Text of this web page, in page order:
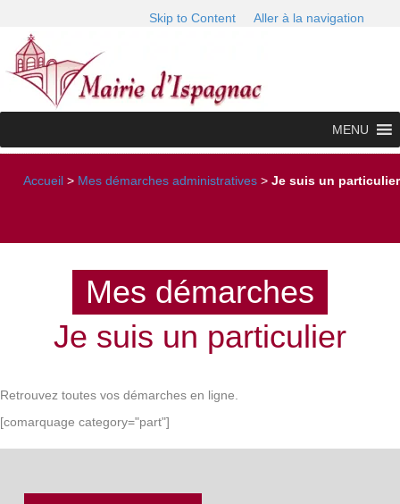
Skip to Content Aller à la navigation
MENU
Accueil > Mes démarches administratives > Je suis un particulier
Mes démarches
Je suis un particulier
Retrouvez toutes vos démarches en ligne.
[comarquage category="part"]